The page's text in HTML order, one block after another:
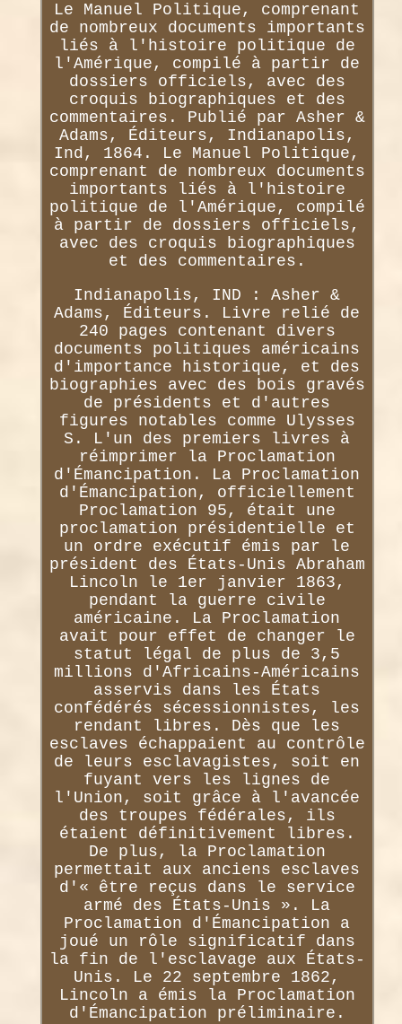
Le Manuel Politique, comprenant
de nombreux documents importants
liés à l'histoire politique de
l'Amérique, compilé à partir de
dossiers officiels, avec des
croquis biographiques et des
commentaires. Publié par Asher &
Adams, Éditeurs, Indianapolis,
Ind, 1864. Le Manuel Politique,
comprenant de nombreux documents
importants liés à l'histoire
politique de l'Amérique, compilé
à partir de dossiers officiels,
avec des croquis biographiques
et des commentaires.
Indianapolis, IND : Asher &
Adams, Éditeurs. Livre relié de
240 pages contenant divers
documents politiques américains
d'importance historique, et des
biographies avec des bois gravés
de présidents et d'autres
figures notables comme Ulysses
S. L'un des premiers livres à
réimprimer la Proclamation
d'Émancipation. La Proclamation
d'Émancipation, officiellement
Proclamation 95, était une
proclamation présidentielle et
un ordre exécutif émis par le
président des États-Unis Abraham
Lincoln le 1er janvier 1863,
pendant la guerre civile
américaine. La Proclamation
avait pour effet de changer le
statut légal de plus de 3,5
millions d'Africains-Américains
asservis dans les États
confédérés sécessionnistes, les
rendant libres. Dès que les
esclaves échappaient au contrôle
de leurs esclavagistes, soit en
fuyant vers les lignes de
l'Union, soit grâce à l'avancée
des troupes fédérales, ils
étaient définitivement libres.
De plus, la Proclamation
permettait aux anciens esclaves
d'« être reçus dans le service
armé des États-Unis ». La
Proclamation d'Émancipation a
joué un rôle significatif dans
la fin de l'esclavage aux États-
Unis. Le 22 septembre 1862,
Lincoln a émis la Proclamation
d'Émancipation préliminaire.